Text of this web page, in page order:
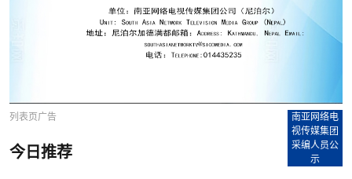
列表页广告
南亚网络电
视传媒集团
采编人员公
示
今日推荐